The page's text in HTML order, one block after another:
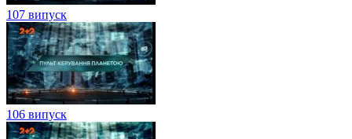
107 випуск
106 випуск